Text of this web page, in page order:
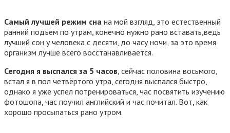
Самый лучшей режим сна на мой взгляд, это естественный
ранний подъем по утрам, конечно нужно рано вставать,ведь
лучший сон у человека с десяти, до часу ночи, за это время
организм лучше всего восстанавливается.
Сегодня я выспался за 5 часов , сейчас половина восьмого,
встал я в пол четвёртого утра, сегодня выспался быстро,
однако я уже успел потренироваться, час посвятить изучению
фотошопа, час поучил английский и час почитал. Вот, как
хорошо просыпаться рано утром.